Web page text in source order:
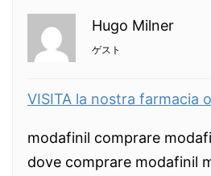
Hugo Milner
ゲスト
VISITA la nostra farmacia
modafinil comprare
dove comprare modafinil